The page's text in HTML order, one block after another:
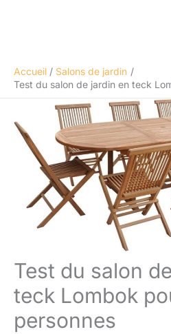
Accueil
Salons de jardin
Test du salon de jardin en teck
Test du salon
teck Lombok
personnes